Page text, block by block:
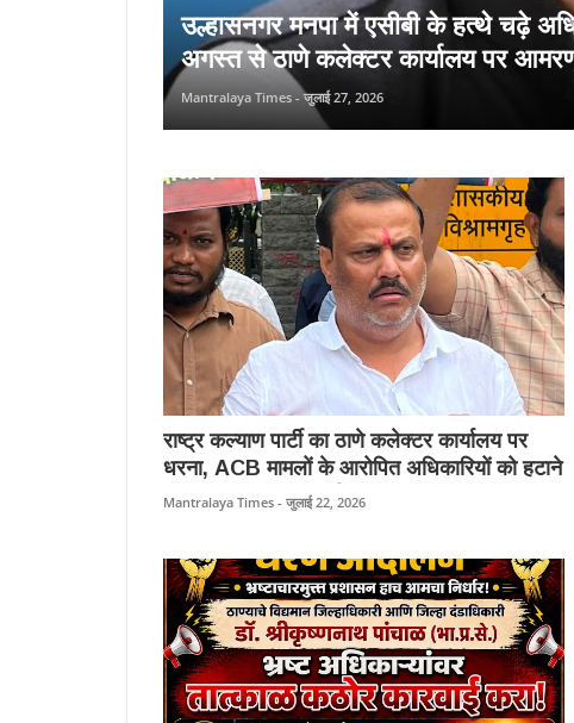
उल्हासनगर मनपा में एसीबी के हत्थे चढ़े
अगस्त से ठाणे कलेक्टर कार्यालय पर
Mantralaya Times - जुलाई 27, 2026
राष्ट्र कल्याण पार्टी का ठाणे कलेक्टर कार्यालय पर
धरना, ACB मामलों के आरोपित अधिकारियों को हटाने
की मांग पर प्रशासन सक्रिय।
Mantralaya Times - जुलाई 22, 2026